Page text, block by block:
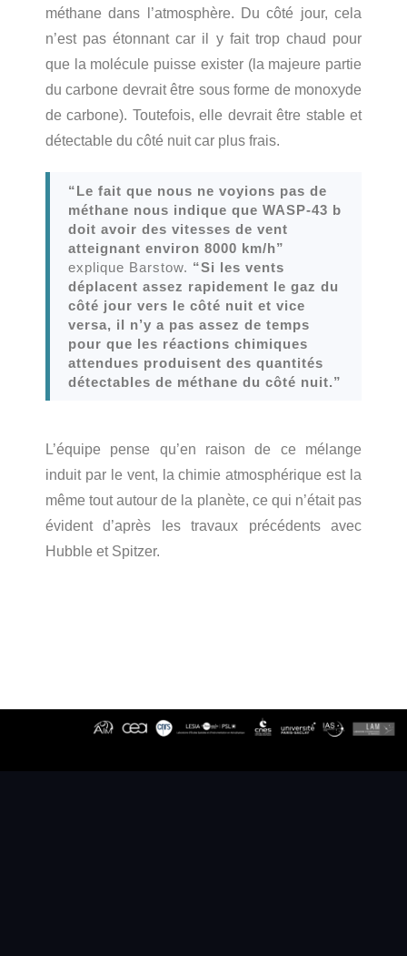
méthane dans l’atmosphère. Du côté jour, cela
n’est pas étonnant car il y fait trop chaud pour
que la molécule puisse exister (la majeure partie
du carbone devrait être sous forme de monoxyde
de carbone). Toutefois, elle devrait être stable et
détectable du côté nuit car plus frais.
“Le fait que nous ne voyions pas de
méthane nous indique que WASP-43 b
doit avoir des vitesses de vent
atteignant environ 8000 km/h”
explique Barstow. “Si les vents
déplacent assez rapidement le gaz du
côté jour vers le côté nuit et vice
versa, il n’y a pas assez de temps
pour que les réactions chimiques
attendues produisent des quantités
détectables de méthane du côté nuit.”
L’équipe pense qu’en raison de ce mélange
induit par le vent, la chimie atmosphérique est la
même tout autour de la planète, ce qui n’était pas
évident d’après les travaux précédents avec
Hubble et Spitzer.